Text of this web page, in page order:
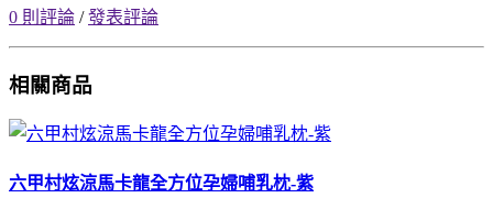
0 則評論 /發表評論
相關商品
六甲村炫涼馬卡龍全方位孕婦哺乳枕-紫